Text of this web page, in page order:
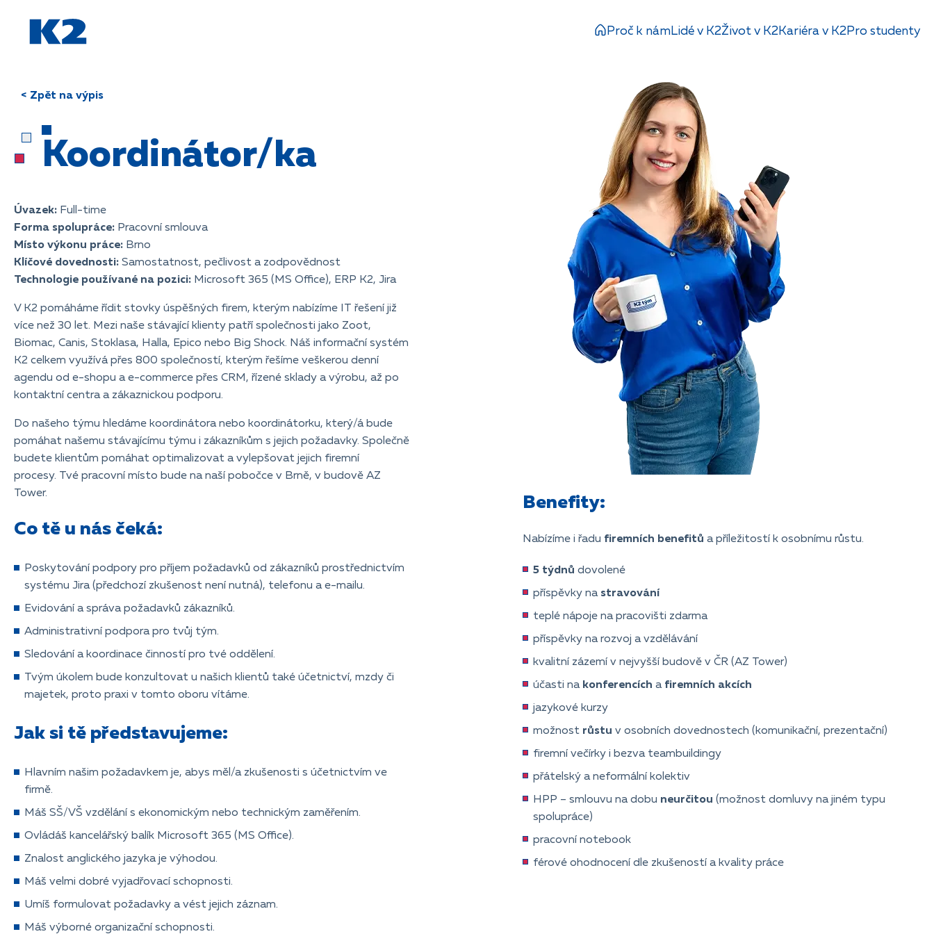
Proč k námLidé v K2Život v K2Kariéra v K2Pro studenty
< Zpět na výpis
Koordinátor/ka
Úvazek: Full-time
Forma spolupráce: Pracovní smlouva
Místo výkonu práce: Brno
Klíčové dovednosti: Samostatnost, pečlivost a zodpovědnost
Technologie používané na pozici: Microsoft 365 (MS Office), ERP K2, Jira
V K2 pomáháme řídit stovky úspěšných firem, kterým nabízíme IT řešení již
více než 30 let. Mezi naše stávající klienty patří společnosti jako Zoot,
Biomac, Canis, Stoklasa, Halla, Epico nebo Big Shock. Náš informační systém
K2 celkem využívá přes 800 společností, kterým řešíme veškerou denní
agendu od e-shopu a e-commerce přes CRM, řízené sklady a výrobu, až po
kontaktní centra a zákaznickou podporu.
Do našeho týmu hledáme koordinátora nebo koordinátorku, který/á bude
pomáhat našemu stávajícímu týmu i zákazníkům s jejich požadavky. Společně
budete klientům pomáhat optimalizovat a vylepšovat jejich firemní
procesy. Tvé pracovní místo bude na naší pobočce v Brně, v budově AZ
Tower.
Co tě u nás čeká:
Poskytování podpory pro příjem požadavků od zákazníků prostřednictvím
systému Jira (předchozí zkušenost není nutná), telefonu a e-mailu.
Evidování a správa požadavků zákazníků.
Administrativní podpora pro tvůj tým.
Sledování a koordinace činností pro tvé oddělení.
Tvým úkolem bude konzultovat u našich klientů také účetnictví, mzdy či
majetek, proto praxi v tomto oboru vítáme.
Jak si tě představujeme:
Hlavním našim požadavkem je, abys měl/a zkušenosti s účetnictvím ve
firmě.
Máš SŠ/VŠ vzdělání s ekonomickým nebo technickým zaměřením.
Ovládáš kancelářský balík Microsoft 365 (MS Office).
Znalost anglického jazyka je výhodou.
Máš velmi dobré vyjadřovací schopnosti.
Umíš formulovat požadavky a vést jejich záznam.
Máš výborné organizační schopnosti.
Benefity:
Nabízíme i řadu firemních benefitů a příležitostí k osobnímu růstu.
5 týdnů dovolené
příspěvky na stravování
teplé nápoje na pracovišti zdarma
příspěvky na rozvoj a vzdělávání
kvalitní zázemí v nejvyšší budově v ČR (AZ Tower)
účasti na konferencích a firemních akcích
jazykové kurzy
možnost růstu v osobních dovednostech (komunikační, prezentační)
firemní večírky i bezva teambuildingy
přátelský a neformální kolektiv
HPP – smlouvu na dobu neurčitou (možnost domluvy na jiném typu
spolupráce)
pracovní notebook
férové ohodnocení dle zkušeností a kvality práce